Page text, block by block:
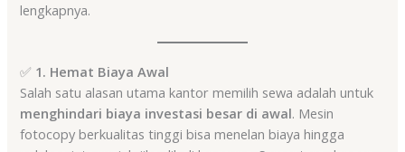
lengkapnya.
✅ 1. Hemat Biaya Awal
Salah satu alasan utama kantor memilih sewa adalah untuk
menghindari biaya investasi besar di awal. Mesin
fotocopy berkualitas tinggi bisa menelan biaya hingga